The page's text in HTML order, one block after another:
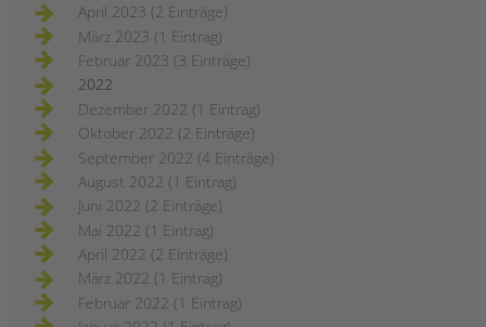
April 2023 (2 Einträge)
März 2023 (1 Eintrag)
Februar 2023 (3 Einträge)
2022
Dezember 2022 (1 Eintrag)
Oktober 2022 (2 Einträge)
September 2022 (4 Einträge)
August 2022 (1 Eintrag)
Juni 2022 (2 Einträge)
Mai 2022 (1 Eintrag)
April 2022 (2 Einträge)
März 2022 (1 Eintrag)
Februar 2022 (1 Eintrag)